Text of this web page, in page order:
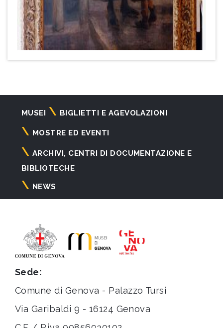
Navigazione
principale
MUSEI BIGLIETTI E AGEVOLAZIONI
MOSTRE ED EVENTI
ARCHIVI, CENTRI DI DOCUMENTAZIONE E
BIBLIOTECHE
NEWS
Sede:
Comune di Genova - Palazzo Tursi
Via Garibaldi 9 - 16124 Genova